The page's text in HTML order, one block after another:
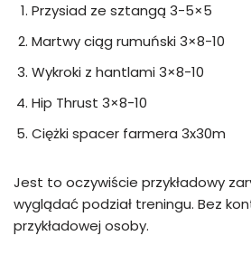
Przysiad ze sztangą 3-5×5
Martwy ciąg rumuński 3×8-10
Wykroki z hantlami 3×8-10
Hip Thrust 3×8-10
Ciężki spacer farmera 3x30m
Jest to oczywiście przykładowy
wyglądać podział treningu. Bez
przykładowej osoby.